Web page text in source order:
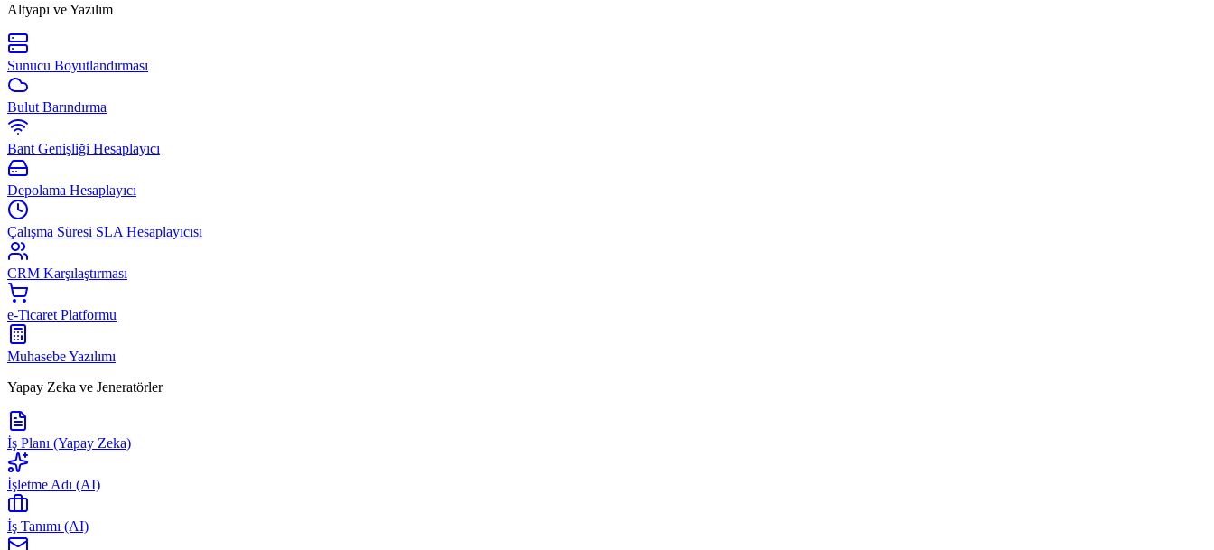
Altyapı ve Yazılım
Sunucu Boyutlandırması
Bulut Barındırma
Bant Genişliği Hesaplayıcı
Depolama Hesaplayıcı
Çalışma Süresi SLA Hesaplayıcısı
CRM Karşılaştırması
e-Ticaret Platformu
Muhasebe Yazılımı
Yapay Zeka ve Jeneratörler
İş Planı (Yapay Zeka)
İşletme Adı (AI)
İş Tanımı (AI)